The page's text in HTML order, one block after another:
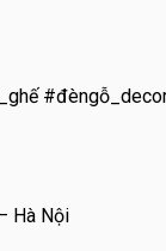
Hà Nội